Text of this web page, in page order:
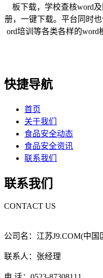
板下载，学校查核word
册，一键下载。平台同时
ord培训等各类各样的
快捷导航
首页
关于我们
食品安全动态
食品安全资讯
联系我们
联系我们
CONTACT US
公司名：江苏J9.COM(中国
联系人：张经理